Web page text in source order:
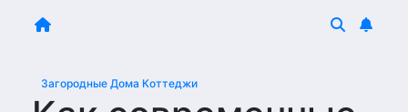
Загородные Дома Коттеджи